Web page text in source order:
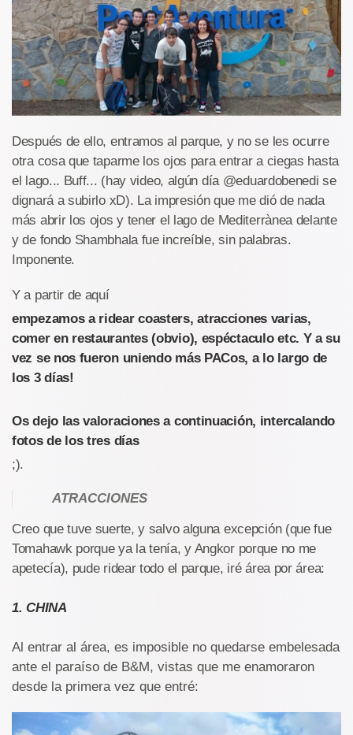
Después de ello, entramos al parque, y no se les ocurre
otra cosa que taparme los ojos para entrar a ciegas hasta
el lago... Buff... (hay video, algún día @eduardobenedi se
dignará a subirlo xD). La impresión que me dió de nada
más abrir los ojos y tener el lago de Mediterrànea delante
y de fondo Shambhala fue increíble, sin palabras.
Imponente.
Y a partir de aquí
empezamos a ridear coasters, atracciones varias,
comer en restaurantes (obvio), espéctaculo etc. Y a su
vez se nos fueron uniendo más PACos, a lo largo de
los 3 días!
Os dejo las valoraciones a continuación, intercalando
fotos de los tres días
;).
ATRACCIONES
Creo que tuve suerte, y salvo alguna excepción (que fue
Tomahawk porque ya la tenía, y Angkor porque no me
apetecía), pude ridear todo el parque, iré área por área:
1. CHINA
Al entrar al área, es imposible no quedarse embelesada
ante el paraíso de B&M, vistas que me enamoraron
desde la primera vez que entré: